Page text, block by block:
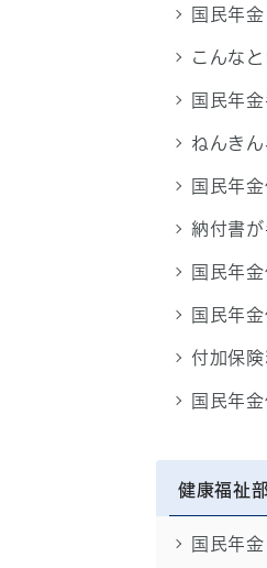
国民年金
こんな
国民年
ねんき
国民年
納付書
国民年
国民年
付加保
国民年
健康福祉
国民年金